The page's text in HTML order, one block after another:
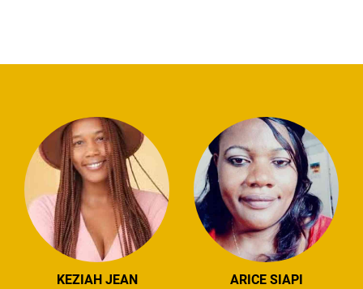
KEZIAH JEAN
ARICE SIAPI